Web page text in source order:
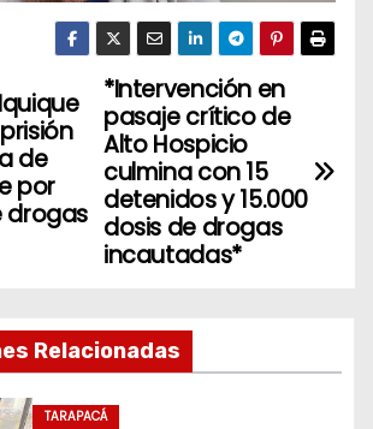
*Intervención en
pasaje crítico de
Alto Hospicio
culmina con 15
detenidos y 15.000
dosis de drogas
incautadas*
de
por
drogas
Relacionadas
TARAPACÁ